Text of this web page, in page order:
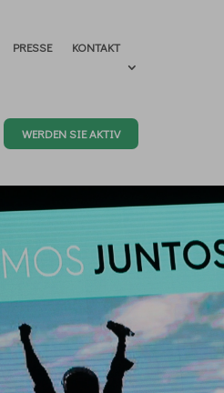
PRESSE KONTAKT
WERDEN SIE AKTIV